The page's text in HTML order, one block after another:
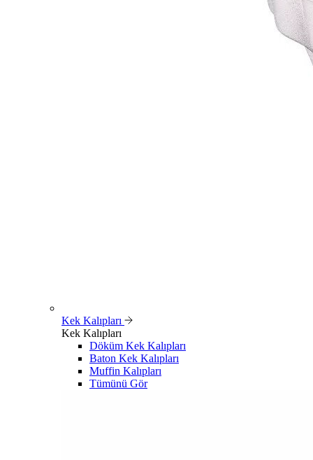
Kek Kalıpları
Kek Kalıpları
Döküm Kek Kalıpları
Baton Kek Kalıpları
Muffin Kalıpları
Tümünü Gör